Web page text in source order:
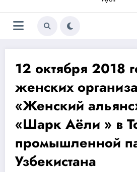
12 октября 2018
женских
«Женский
«Шарк Аёли » в
промышленной
Узбекистана